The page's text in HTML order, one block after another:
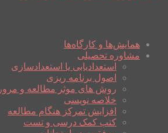
همایش‌ها و کارگاه‌ها
مشاوره تحصیلی
استعدادیابی یا استعدادسازی
اصول برنامه ریزی
روش های موثر مطالعه و مرور
خلاصه نویسی
افزایش تمرکز هنگام مطالعه
کتب کمک درسی و تست